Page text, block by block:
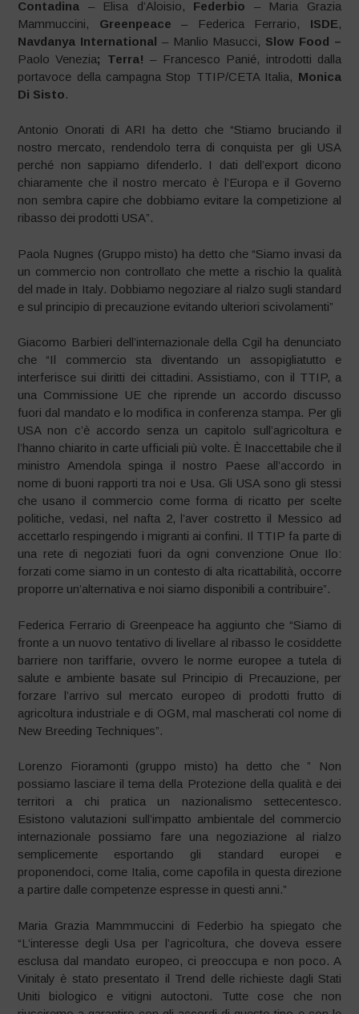
Contadina – Elisa d’Aloisio, Federbio – Maria Grazia
Mammuccini, Greenpeace– Federica Ferrario, ISDE,
Navdanya International – Manlio Masucci, Slow Food –
Paolo Venezia; Terra!– Francesco Panié, introdotti dalla
portavoce della campagna Stop TTIP/CETA Italia, Monica
Di Sisto.
Antonio Onorati di ARI ha detto che “Stiamo bruciando il
nostro mercato, rendendolo terra di conquista per gli USA
perché non sappiamo difenderlo. I dati dell’export dicono
chiaramente che il nostro mercato è l’Europa e il Governo
non sembra capire che dobbiamo evitare la competizione al
ribasso dei prodotti USA”.
Paola Nugnes (Gruppo misto) ha detto che “Siamo invasi da
un commercio non controllato che mette a rischio la qualità
del made in Italy. Dobbiamo negoziare al rialzo sugli standard
e sul principio di precauzione evitando ulteriori scivolamenti”
Giacomo Barbieri dell’internazionale della Cgil ha denunciato
che “Il commercio sta diventando un assopigliatutto e
interferisce sui diritti dei cittadini. Assistiamo, con il TTIP, a
una Commissione UE che riprende un accordo discusso
fuori dal mandato e lo modifica in conferenza stampa. Per gli
USA non c’è accordo senza un capitolo sull’agricoltura e
l’hanno chiarito in carte ufficiali più volte. È Inaccettabile che il
ministro Amendola spinga il nostro Paese all’accordo in
nome di buoni rapporti tra noi e Usa. Gli USA sono gli stessi
che usano il commercio come forma di ricatto per scelte
politiche, vedasi, nel nafta 2, l’aver costretto il Messico ad
accettarlo respingendo i migranti ai confini. Il TTIP fa parte di
una rete di negoziati fuori da ogni convenzione Onue Ilo:
forzati come siamo in un contesto di alta ricattabilità, occorre
proporre un’alternativa e noi siamo disponibili a contribuire”.
Federica Ferrario di Greenpeace ha aggiunto che “Siamo di
fronte a un nuovo tentativo di livellare al ribasso le cosiddette
barriere non tariffarie, ovvero le norme europee a tutela di
salute e ambiente basate sul Principio di Precauzione, per
forzare l’arrivo sul mercato europeo di prodotti frutto di
agricoltura industriale e di OGM, mal mascherati col nome di
New Breeding Techniques”.
Lorenzo Fioramonti (gruppo misto) ha detto che ” Non
possiamo lasciare il tema della Protezione della qualità e dei
territori a chi pratica un nazionalismo settecentesco.
Esistono valutazioni sull’impatto ambientale del commercio
internazionale possiamo fare una negoziazione al rialzo
semplicemente esportando gli standard europei e
proponendoci, come Italia, come capofila in questa direzione
a partire dalle competenze espresse in questi anni.”
Maria Grazia Mammmuccini di Federbio ha spiegato che
“L’interesse degli Usa per l’agricoltura, che doveva essere
esclusa dal mandato europeo, ci preoccupa e non poco. A
Vinitaly è stato presentato il Trend delle richieste dagli Stati
Uniti biologico e vitigni autoctoni. Tutte cose che non